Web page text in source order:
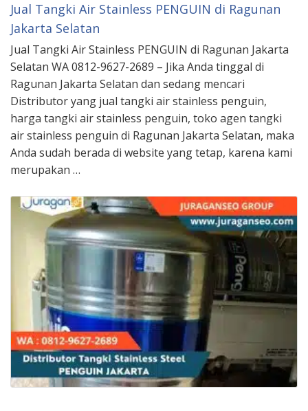
Jual Tangki Air Stainless PENGUIN di Ragunan
Jakarta Selatan
Jual Tangki Air Stainless PENGUIN di Ragunan Jakarta
Selatan WA 0812-9627-2689 – Jika Anda tinggal di
Ragunan Jakarta Selatan dan sedang mencari
Distributor yang jual tangki air stainless penguin,
harga tangki air stainless penguin, toko agen tangki
air stainless penguin di Ragunan Jakarta Selatan, maka
Anda sudah berada di website yang tetap, karena kami
merupakan …